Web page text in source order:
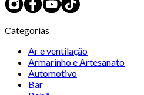
Categorias
Ar e ventilação
Armarinho e Artesanato
Automotivo
Bar